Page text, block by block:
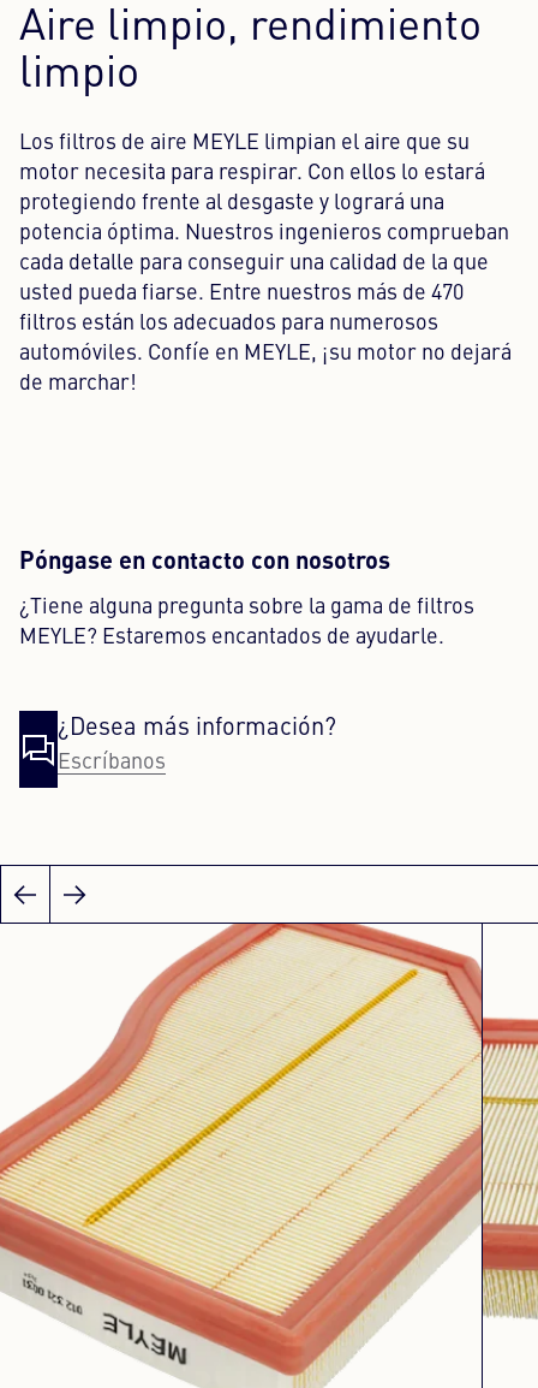
Aire limpio, rendimiento
limpio
Los filtros de aire MEYLE limpian el aire que su
motor necesita para respirar. Con ellos lo estará
protegiendo frente al desgaste y logrará una
potencia óptima. Nuestros ingenieros comprueban
cada detalle para conseguir una calidad de la que
usted pueda fiarse. Entre nuestros más de 470
filtros están los adecuados para numerosos
automóviles. Confíe en MEYLE, ¡su motor no dejará
de marchar!
Póngase en contacto con nosotros
¿Tiene alguna pregunta sobre la gama de filtros
MEYLE? Estaremos encantados de ayudarle.
¿Desea más información?
Escríbanos